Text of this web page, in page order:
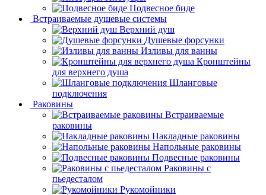
Подвесное биде
Встраиваемые душевые системы
Верхний душ
Душевые форсунки
Изливы для ванны
Кронштейны
для верхнего душа
Шланговые
подключения
Раковины
Встраиваемые
раковины
Накладные раковины
Напольные раковины
Подвесные раковины
Раковины с
пьедесталом
Рукомойники